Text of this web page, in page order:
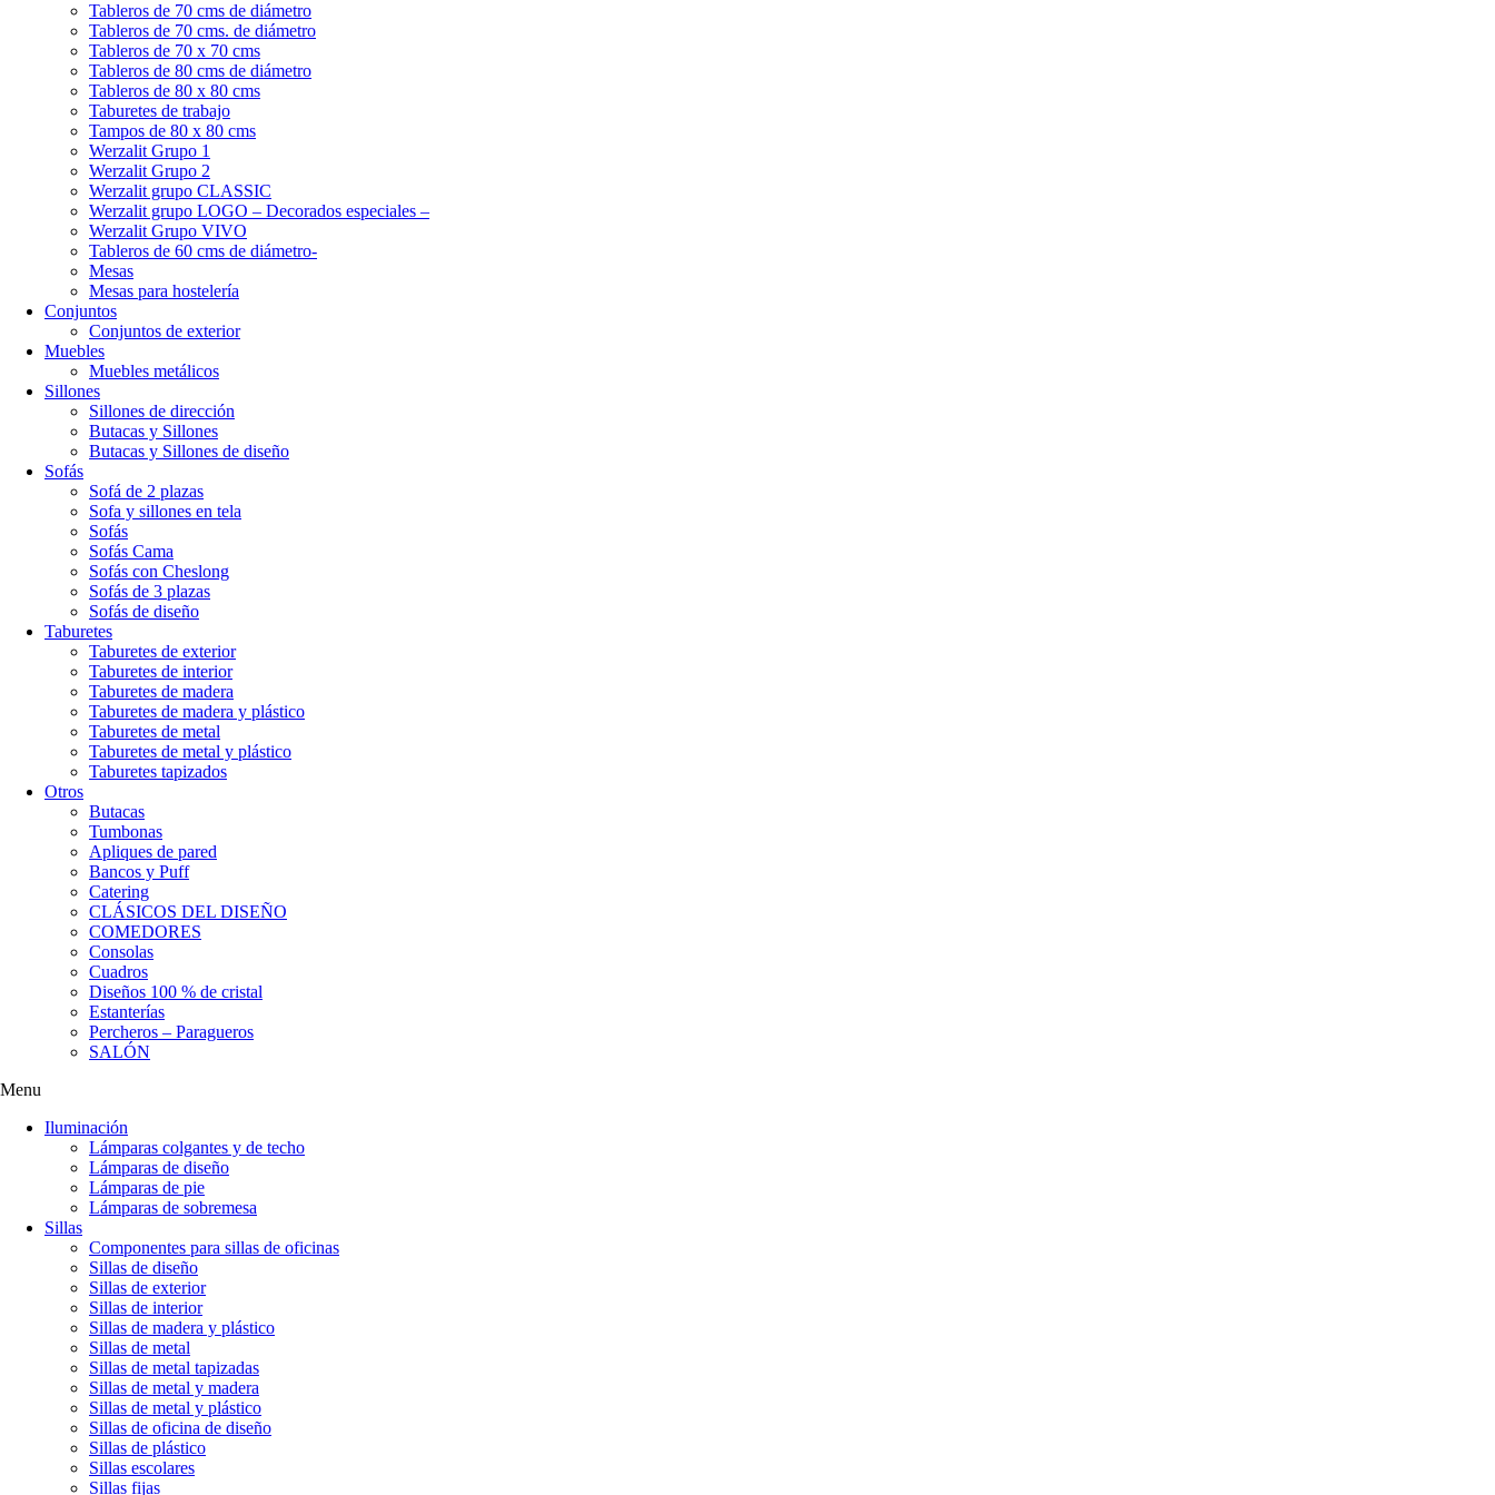
Tableros de 70 cms de diámetro
Tableros de 70 cms. de diámetro
Tableros de 70 x 70 cms
Tableros de 80 cms de diámetro
Tableros de 80 x 80 cms
Taburetes de trabajo
Tampos de 80 x 80 cms
Werzalit Grupo 1
Werzalit Grupo 2
Werzalit grupo CLASSIC
Werzalit grupo LOGO – Decorados especiales –
Werzalit Grupo VIVO
Tableros de 60 cms de diámetro-
Mesas
Mesas para hostelería
Conjuntos
Conjuntos de exterior
Muebles
Muebles metálicos
Sillones
Sillones de dirección
Butacas y Sillones
Butacas y Sillones de diseño
Sofás
Sofá de 2 plazas
Sofa y sillones en tela
Sofás
Sofás Cama
Sofás con Cheslong
Sofás de 3 plazas
Sofás de diseño
Taburetes
Taburetes de exterior
Taburetes de interior
Taburetes de madera
Taburetes de madera y plástico
Taburetes de metal
Taburetes de metal y plástico
Taburetes tapizados
Otros
Butacas
Tumbonas
Apliques de pared
Bancos y Puff
Catering
CLÁSICOS DEL DISEÑO
COMEDORES
Consolas
Cuadros
Diseños 100 % de cristal
Estanterías
Percheros – Paragueros
SALÓN
Menu
Iluminación
Lámparas colgantes y de techo
Lámparas de diseño
Lámparas de pie
Lámparas de sobremesa
Sillas
Componentes para sillas de oficinas
Sillas de diseño
Sillas de exterior
Sillas de interior
Sillas de madera y plástico
Sillas de metal
Sillas de metal tapizadas
Sillas de metal y madera
Sillas de metal y plástico
Sillas de oficina de diseño
Sillas de plástico
Sillas escolares
Sillas fijas